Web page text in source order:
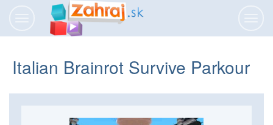
navigáciu
Italian Brainrot Survive Parkour